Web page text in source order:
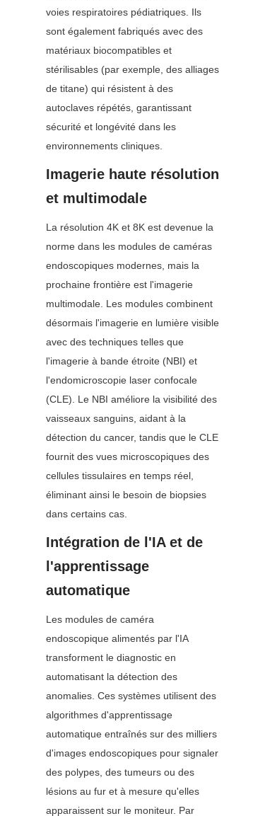
voies respiratoires pédiatriques. Ils
sont également fabriqués avec des
matériaux biocompatibles et
stérilisables (par exemple, des alliages
de titane) qui résistent à des
autoclaves répétés, garantissant
sécurité et longévité dans les
environnements cliniques.
Imagerie haute résolution
et multimodale
La résolution 4K et 8K est devenue la
norme dans les modules de caméras
endoscopiques modernes, mais la
prochaine frontière est l'imagerie
multimodale. Les modules combinent
désormais l'imagerie en lumière visible
avec des techniques telles que
l'imagerie à bande étroite (NBI) et
l'endomicroscopie laser confocale
(CLE). Le NBI améliore la visibilité des
vaisseaux sanguins, aidant à la
détection du cancer, tandis que le CLE
fournit des vues microscopiques des
cellules tissulaires en temps réel,
éliminant ainsi le besoin de biopsies
dans certains cas.
Intégration de l'IA et de
l'apprentissage
automatique
Les modules de caméra
endoscopique alimentés par l'IA
transforment le diagnostic en
automatisant la détection des
anomalies. Ces systèmes utilisent des
algorithmes d'apprentissage
automatique entraînés sur des milliers
d'images endoscopiques pour signaler
des polypes, des tumeurs ou des
lésions au fur et à mesure qu'elles
apparaissent sur le moniteur. Par